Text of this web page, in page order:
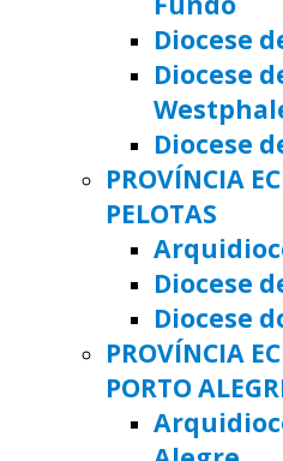
Diocese
Diocese
Diocese
PROVÍNCIA
PELOTAS
Diocese
Diocese
PROVÍNCIA
PORTO